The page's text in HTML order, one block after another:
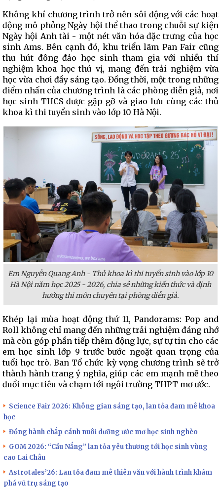
Không khí chương trình trở nên sôi động với các hoạt
động mô phỏng Ngày hội thể thao trong chuỗi sự kiện
Ngày hội Anh tài - một nét văn hóa đặc trưng của học
sinh Ams. Bên cạnh đó, khu triển lãm Pan Fair cũng
thu hút đông đảo học sinh tham gia với nhiều thí
nghiệm khoa học thú vị, mang đến trải nghiệm vừa
học vừa chơi đầy sáng tạo. Đồng thời, một trong những
điểm nhấn của chương trình là các phòng diễn giả, nơi
học sinh THCS được gặp gỡ và giao lưu cùng các thủ
khoa kì thi tuyển sinh vào lớp 10 Hà Nội.
Em Nguyễn Quang Anh - Thủ khoa kì thi tuyển sinh vào lớp 10
Hà Nội năm học 2025 - 2026, chia sẻ những kiến thức và định
hướng thi môn chuyên tại phòng diễn giả.
Khép lại mùa hoạt động thứ 11, Pandorams: Pop and
Roll không chỉ mang đến những trải nghiệm đáng nhớ
mà còn góp phần tiếp thêm động lực, sự tự tin cho các
em học sinh lớp 9 trước bước ngoặt quan trọng của
tuổi học trò. Ban Tổ chức kỳ vọng chương trình sẽ trở
thành hành trang ý nghĩa, giúp các em mạnh mẽ theo
đuổi mục tiêu và chạm tới ngôi trường THPT mơ ước.
Science Fair 2026: Không gian sáng tạo, lan tỏa đam mê khoa
học
Đồng hành chắp cánh nuôi dưỡng ước mơ học sinh nghèo
GOM 2026: “Cầu Nắng” lan tỏa yêu thương tới học sinh vùng
cao Lai Châu
Astrotales’26: Lan tỏa đam mê thiên văn với hành trình khám
phá vũ trụ sáng tạo